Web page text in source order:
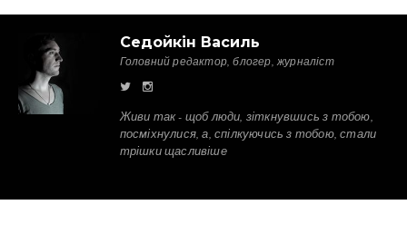
Седойкін Василь
Головний редактор, блогер, журналіст
Живи так - щоб люди, зіткнувшись з тобою,
посміхнулися, а, спілкуючись з тобою, стали
трішки щасливіше